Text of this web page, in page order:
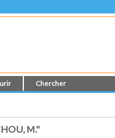
Chercher
M."